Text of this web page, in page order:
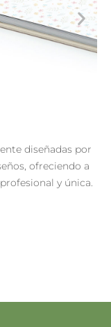
por
a
y única.
Hoja